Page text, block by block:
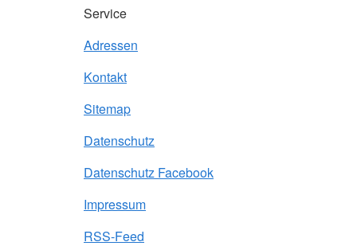
Service
Adressen
Kontakt
Sitemap
Datenschutz
Datenschutz Facebook
Impressum
RSS-Feed